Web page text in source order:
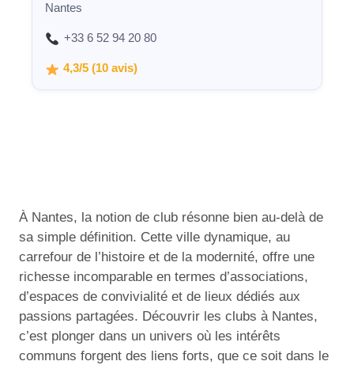
Nantes
+33 6 52 94 20 80
4,3/5 (10 avis)
À Nantes, la notion de club résonne bien au-delà de
sa simple définition. Cette ville dynamique, au
carrefour de l’histoire et de la modernité, offre une
richesse incomparable en termes d’associations,
d’espaces de convivialité et de lieux dédiés aux
passions partagées. Découvrir les clubs à Nantes,
c’est plonger dans un univers où les intérêts
communs forgent des liens forts, que ce soit dans le